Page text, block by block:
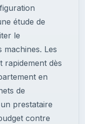
étude de
le
machines. Les
rapidement dès
en
de
prestataire
contre